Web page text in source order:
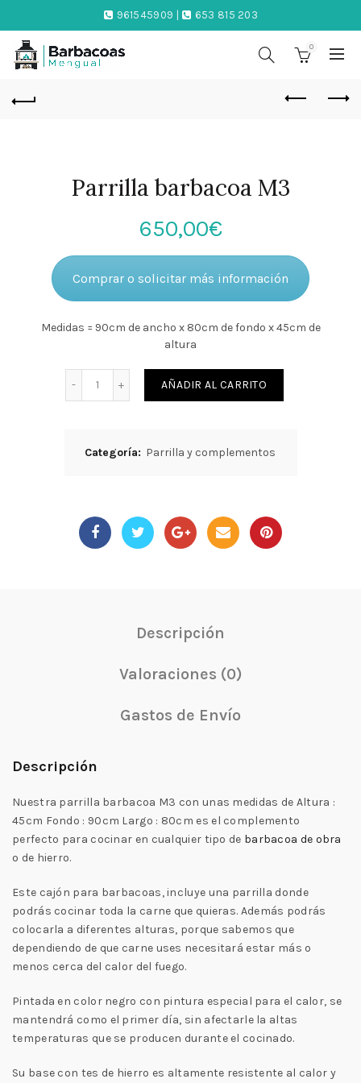
961545909 | 653 815 203
0
Parrilla barbacoa M3
650,00€
Comprar o solicitar más información
Medidas = 90cm de ancho x 80cm de fondo x 45cm de
altura
Cantidad
AÑADIR AL CARRITO
Categoría: Parrilla y complementos
Descripción
Valoraciones (0)
Gastos de Envío
Descripción
Nuestra parrilla barbacoa M3 con unas medidas de Altura :
45cm Fondo : 90cm Largo : 80cm es el complemento
perfecto para cocinar en cualquier tipo de barbacoa de obra
o de hierro.
Este cajón para barbacoas, incluye una parrilla donde
podrás cocinar toda la carne que quieras. Además podrás
colocarla a diferentes alturas, porque sabemos que
dependiendo de que carne uses necesitará estar más o
menos cerca del calor del fuego.
Pintada en color negro con pintura especial para el calor, se
mantendrá como el primer día, sin afectarle la altas
temperaturas que se producen durante el cocinado.
Su base con tes de hierro es altamente resistente al calor y